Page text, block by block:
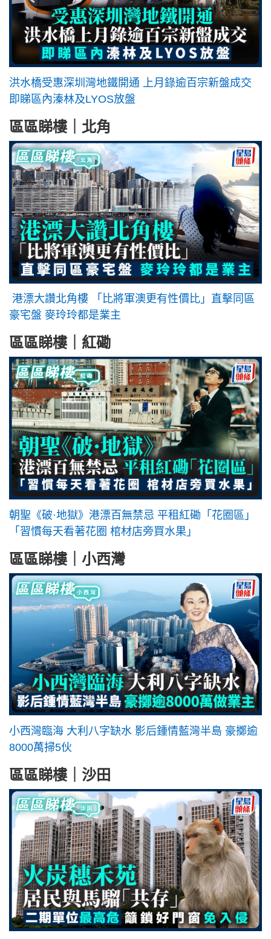
洪水橋受惠深圳灣地鐵開通 上月錄逾百宗新盤成交
即睇區內溱林及LYOS放盤
區區睇樓｜北角
港漂大讚北角樓 「比將軍澳更有性價比」直擊同區
豪宅盤 麥玲玲都是業主
區區睇樓｜紅磡
朝聖《破·地獄》港漂百無禁忌 平租紅磡「花圈區」
「習慣每天看著花圈 棺材店旁買水果」
區區睇樓｜小西灣
小西灣臨海 大利八字缺水 影后鍾情藍灣半島 豪擲逾
8000萬掃5伙
區區睇樓｜沙田